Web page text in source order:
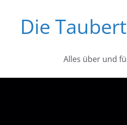
springenDie
Alles über und